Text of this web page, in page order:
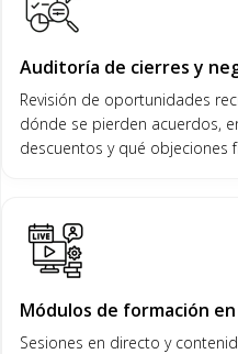
Auditoría de cierres y
Revisión de oportunidades
dónde se pierden acuerdos,
descuentos y qué objeciones
Módulos de formación
Sesiones en directo y